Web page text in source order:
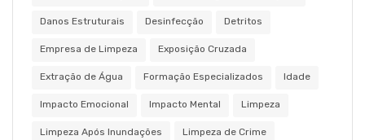
Danos Estruturais Desinfecção Detritos
Empresa de Limpeza Exposição Cruzada
Extração de Água Formação Especializados Idade
Impacto Emocional Impacto Mental Limpeza
Limpeza Após Inundações Limpeza de Crime